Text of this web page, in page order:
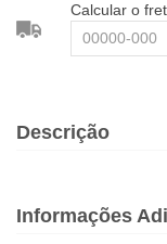
Calcular o
Descrição
Informações